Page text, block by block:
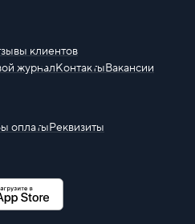
клиентов
журналКонтактыВакансии
оплатыРеквизиты